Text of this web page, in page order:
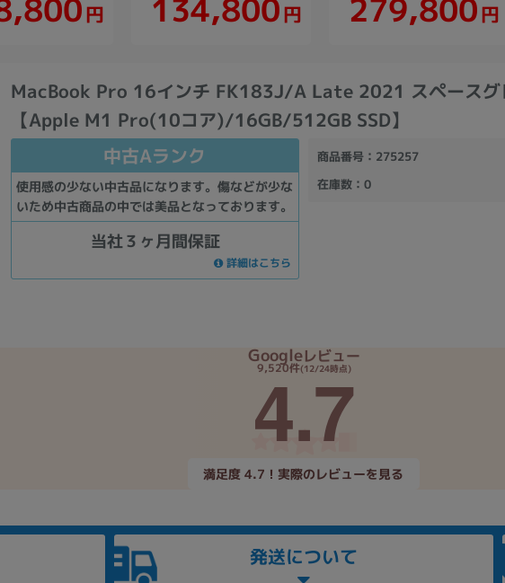
円 134,800円 279,800円
MacBook Pro 16インチ FK183J/A Late 2021 スペースグ
【Apple M1 Pro(10コア)/16GB/512GB SSD】
中古Aランク
使用感の少ない中古品になります。傷などが少な
いため中古商品の中では美品となっております。
当社３ヶ月間保証
詳細はこちら
商品番号：275257
在庫数：0
Googleレビュー
9,520件(12/24時点)
4.7
満足度 4.7！実際のレビューを見る
発送について